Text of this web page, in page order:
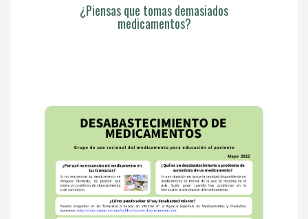
¿Piensas que tomas demasiados
medicamentos?